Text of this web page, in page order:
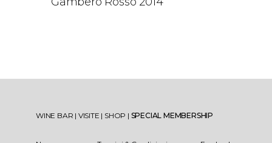
WINE BAR | VISITE | SHOP | SPECIAL MEMBERSHIP